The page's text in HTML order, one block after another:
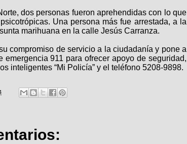
dos personas fueron aprehendidas con lo que
Una persona más fue arrestada, a la
marihuana en la calle Jesús Carranza.
compromiso de servicio a la ciudadanía y pone a
911 para ofrecer apoyo de seguridad,
inteligentes “Mi Policía” y el teléfono 5208-9898.